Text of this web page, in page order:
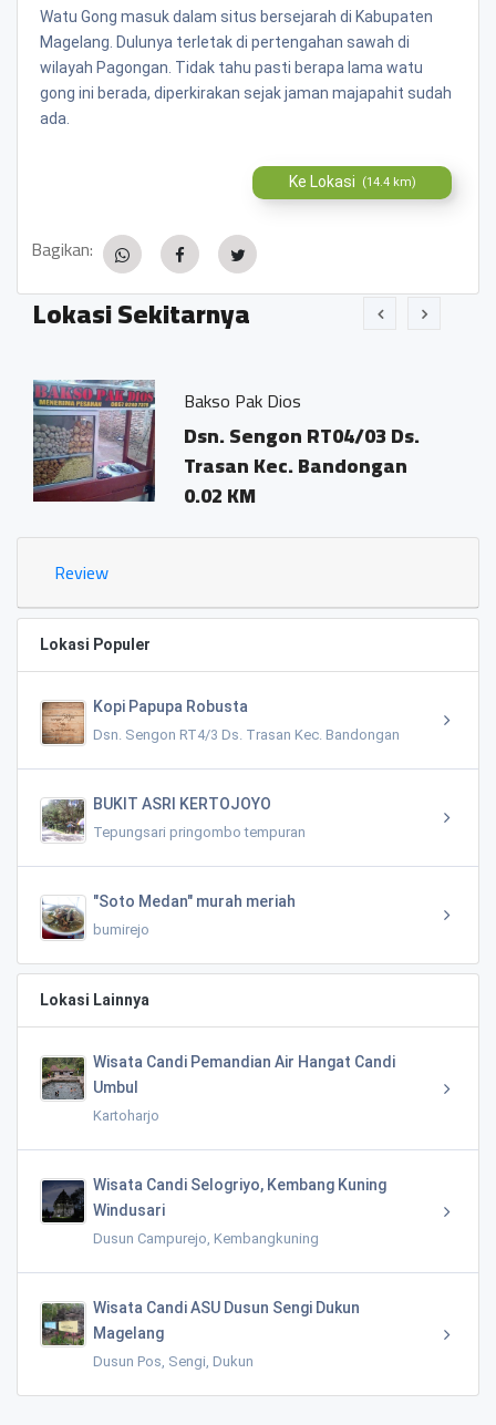
Watu Gong masuk dalam situs bersejarah di Kabupaten
Magelang. Dulunya terletak di pertengahan sawah di
wilayah Pagongan. Tidak tahu pasti berapa lama watu
gong ini berada, diperkirakan sejak jaman majapahit sudah
ada.
Ke Lokasi (14.4 km)
Bagikan:
Lokasi Sekitarnya
Bakso Pak Dios
Dsn. Sengon RT04/03 Ds.
Trasan Kec. Bandongan
0.02 KM
Review
Lokasi Populer
Kopi Papupa Robusta
Dsn. Sengon RT4/3 Ds. Trasan Kec. Bandongan
BUKIT ASRI KERTOJOYO
Tepungsari pringombo tempuran
"Soto Medan" murah meriah
bumirejo
Lokasi Lainnya
Wisata Candi Pemandian Air Hangat Candi
Umbul
Kartoharjo
Wisata Candi Selogriyo, Kembang Kuning
Windusari
Dusun Campurejo, Kembangkuning
Wisata Candi ASU Dusun Sengi Dukun
Magelang
Dusun Pos, Sengi, Dukun